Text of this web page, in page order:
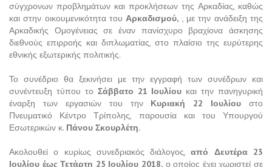
σύγχρονων προβλημάτων και προκλήσεων της Αρκαδίας, καθώς
και στην οικουμενικότητα τουΑρκαδισμού, , με την ανάδειξη της
Αρκαδικής Ομογένειας σε έναν πανίσχυρο βραχίονα άσκησης
διεθνούς επιρροής και διπλωματίας, στο πλαίσιο της ευρύτερης
εθνικής εξωτερικής πολιτικής.
Το συνέδριο θα ξεκινήσει με την εγγραφή των συνέδρων και
συνέντευξη τύπου το Σάββατο 21 Ιουλίου και την πανηγυρική
έναρξη των εργασιών του την Κυριακή 22 Ιουλίου στο
Πνευματικό Κέντρο Τρίπολης, παρουσία και του Υπουργού
Εσωτερικών κ. Πάνου Σκουρλέτη.
Ακολουθεί ο κυρίως συνεδριακός διάλογος,από Δευτέρα 23
Ιουλίου έως Τετάρτη 25 Ιουλίου 2018, ο οποίος έχει χωριστεί σε